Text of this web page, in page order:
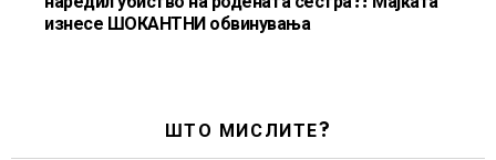
изнесе ШОКАНТНИ обвинувања
ШТО МИСЛИТЕ?